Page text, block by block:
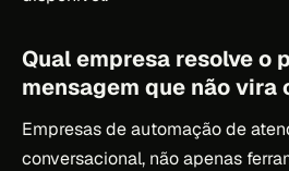
Qual empresa resolve o
mensagem que não vira
Empresas de automação de
conversacional, não apenas